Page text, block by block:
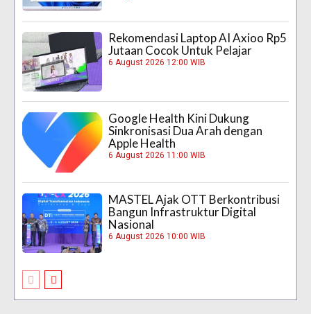
Rekomendasi Laptop AI Axioo Rp5
Jutaan Cocok Untuk Pelajar
6 August 2026 12:00 WIB
Google Health Kini Dukung
Sinkronisasi Dua Arah dengan
Apple Health
6 August 2026 11:00 WIB
MASTEL Ajak OTT Berkontribusi
Bangun Infrastruktur Digital
Nasional
6 August 2026 10:00 WIB